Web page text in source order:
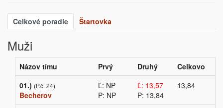
Celkové poradie Štartovka
Muži
Názov tímu Prvý Druhý
Celkovo
01.) (P.č. 24)
Becherov
Ľ: NP
P: NP
Ľ: 13,57
P: 13,84
13,84